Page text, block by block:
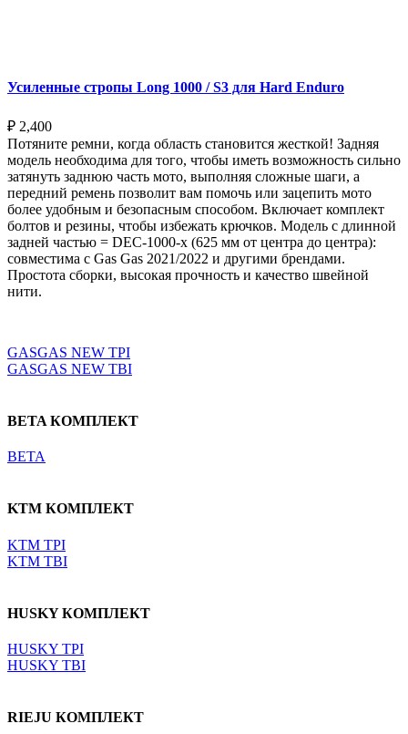
Усиленные стропы Long 1000 / S3 для Hard Enduro
₽ 2,400
Потяните ремни, когда область становится жесткой! Задняя
модель необходима для того, чтобы иметь возможность сильно
затянуть заднюю часть мото, выполняя сложные шаги, а
передний ремень позволит вам помочь или зацепить мото
более удобным и безопасным способом. Включает комплект
болтов и резины, чтобы избежать крючков. Модель с длинной
задней частью = DEC-1000-x (625 мм от центра до центра):
совместима с Gas Gas 2021/2022 и другими брендами.
Простота сборки, высокая прочность и качество швейной
нити.
GASGAS NEW TPI
GASGAS NEW TBI
BETA КОМПЛЕКТ
BETA
KTM КОМПЛЕКТ
KTM TPI
KTM TBI
HUSKY КОМПЛЕКТ
HUSKY TPI
HUSKY TBI
RIEJU КОМПЛЕКТ